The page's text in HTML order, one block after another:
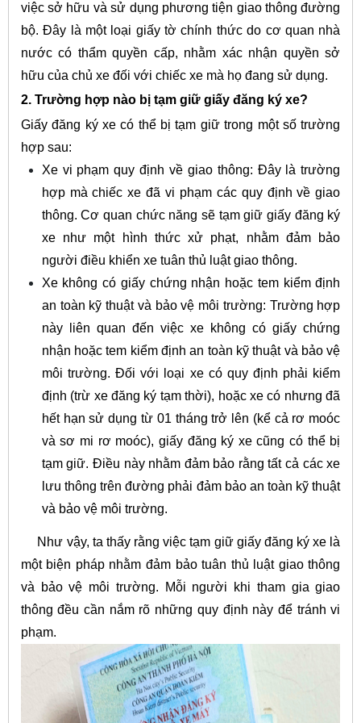
việc sở hữu và sử dụng phương tiện giao thông đường
bộ. Đây là một loại giấy tờ chính thức do cơ quan nhà
nước có thẩm quyền cấp, nhằm xác nhận quyền sở
hữu của chủ xe đối với chiếc xe mà họ đang sử dụng.
2. Trường hợp nào bị tạm giữ giấy đăng ký xe?
Giấy đăng ký xe có thể bị tạm giữ trong một số trường
hợp sau:
Xe vi phạm quy định về giao thông: Đây là trường
hợp mà chiếc xe đã vi phạm các quy định về giao
thông. Cơ quan chức năng sẽ tạm giữ giấy đăng ký
xe như một hình thức xử phạt, nhằm đảm bảo
người điều khiển xe tuân thủ luật giao thông.
Xe không có giấy chứng nhận hoặc tem kiểm định
an toàn kỹ thuật và bảo vệ môi trường: Trường hợp
này liên quan đến việc xe không có giấy chứng
nhận hoặc tem kiểm định an toàn kỹ thuật và bảo vệ
môi trường. Đối với loại xe có quy định phải kiểm
định (trừ xe đăng ký tạm thời), hoặc xe có nhưng đã
hết hạn sử dụng từ 01 tháng trở lên (kể cả rơ moóc
và sơ mi rơ moóc), giấy đăng ký xe cũng có thể bị
tạm giữ. Điều này nhằm đảm bảo rằng tất cả các xe
lưu thông trên đường phải đảm bảo an toàn kỹ thuật
và bảo vệ môi trường.
Như vậy, ta thấy rằng việc tạm giữ giấy đăng ký xe là
một biện pháp nhằm đảm bảo tuân thủ luật giao thông
và bảo vệ môi trường. Mỗi người khi tham gia giao
thông đều cần nắm rõ những quy định này để tránh vi
phạm.